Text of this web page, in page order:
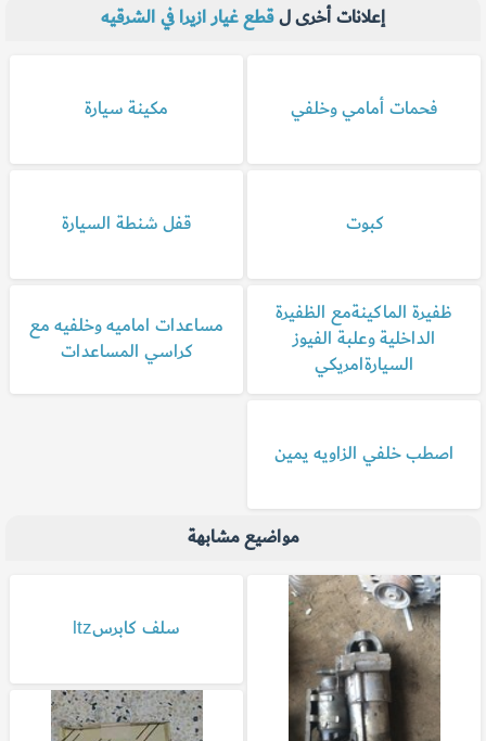
إعلانات أخرى لقطع غيار ازيرا في الشرقيه
فحمات أمامي وخلفي
كبوت
ظفيرة الماكينةمع الظفيرة
الداخلية وعلبة الفيوز
السيارةامريكي
اصطب خلفي الزاويه يمين
مكينة سيارة
قفل شنطة السيارة
مساعدات اماميه وخلفيه مع
كراسي المساعدات
مواضيع مشابهة
سلف كابرسltz